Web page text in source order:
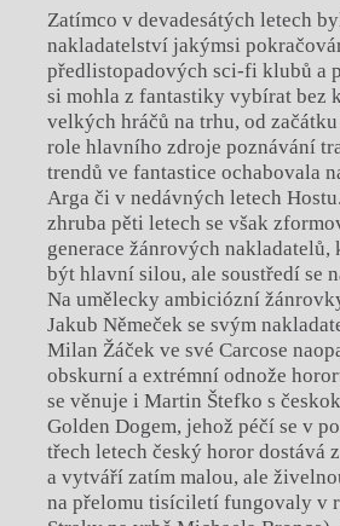
Zatímco v devadesátých letech
nakladatelství jakýmsi
předlistopadových sci-fi klubů a
si mohla z fantastiky vybírat bez
velkých hráčů na trhu, od
role hlavního zdroje poznávání
trendů ve fantastice ochabovala
Arga či v nedávných letech
zhruba pěti letech se však
generace žánrových nakladatelů,
být hlavní silou, ale soustředí se
Na umělecky ambiciózní
Jakub Němeček se svým
Milan Žáček ve své Carcose
obskurní a extrémní odnože
se věnuje i Martin Štefko s
Golden Dogem, jehož péčí se v
třech letech český horor dostává
a vytváří zatím malou, ale
na přelomu tisíciletí fungovaly v